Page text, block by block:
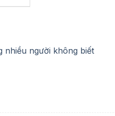
nhiều người không biết